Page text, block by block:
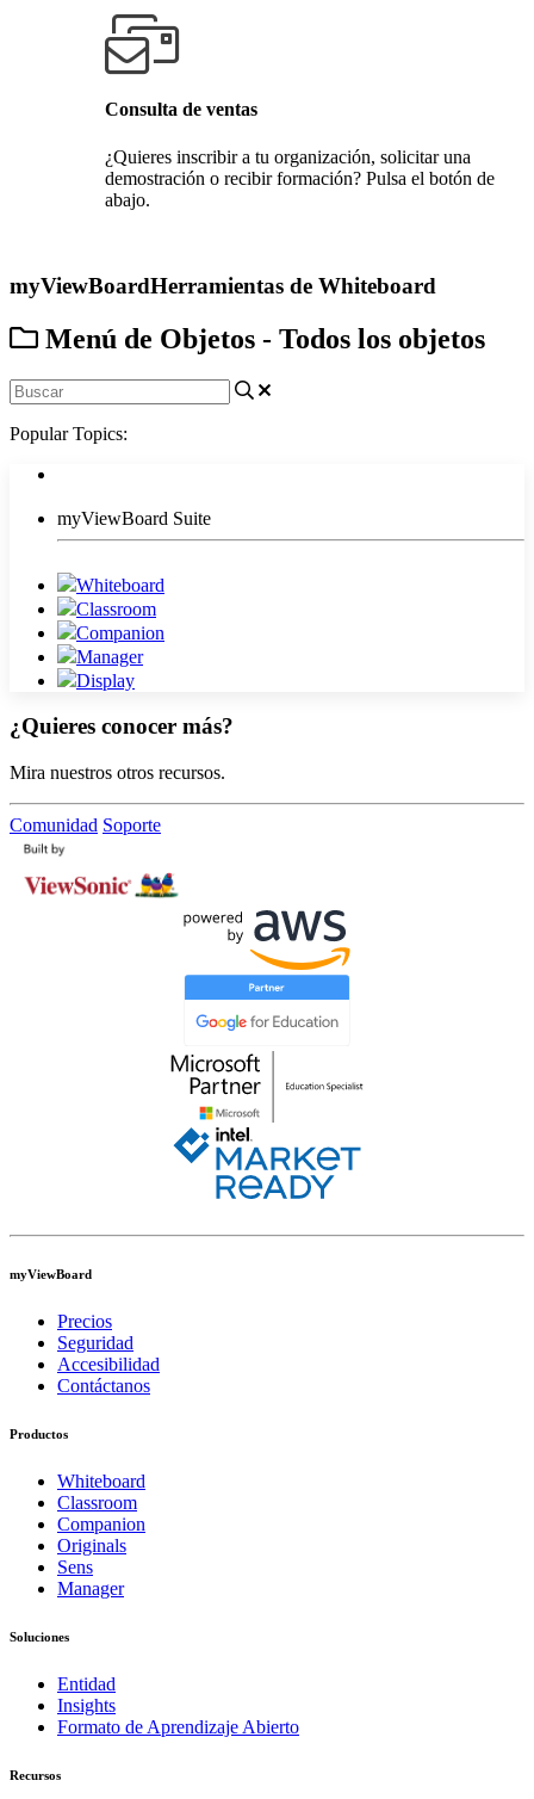
Consulta de ventas
¿Quieres inscribir a tu organización, solicitar una
demostración o recibir formación? Pulsa el botón de
abajo.
myViewBoardHerramientas de Whiteboard
Menú de Objetos - Todos los objetos
Popular Topics:
myViewBoard Suite
Whiteboard
Classroom
Companion
Manager
Display
¿Quieres conocer más?
Mira nuestros otros recursos.
Comunidad Soporte
myViewBoard
Precios
Seguridad
Accesibilidad
Contáctanos
Productos
Whiteboard
Classroom
Companion
Originals
Sens
Manager
Soluciones
Entidad
Insights
Formato de Aprendizaje Abierto
Recursos